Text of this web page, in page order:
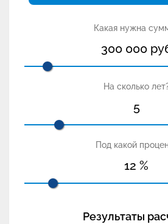
Какая нужна
300 000
На сколько
5
Под какой
12 %
Результаты